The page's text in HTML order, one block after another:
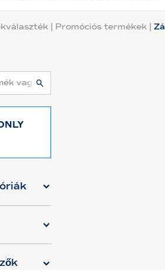
Promóciós termékek |